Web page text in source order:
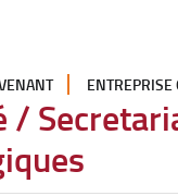
ENTREPRISE
/